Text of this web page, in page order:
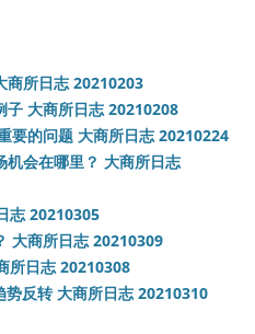
商所日志 20210203
子 大商所日志 20210208
要的问题 大商所日志 20210224
会在哪里？ 大商所日志
志 20210305
大商所日志 20210309
所日志 20210308
反转 大商所日志 20210310